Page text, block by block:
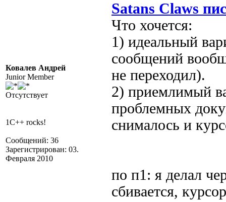
Ковалев Андрей
Junior Member
Отсутствует
1C++ rocks!
Сообщений: 36
Зарегистрирован: 03.
Февраля 2010
Satans Claws
Что хочется:
1) идеальный
сообщений
не переходил).
2) приемлимый
проблемных
снималось и
по п1: я делал
сбивается,